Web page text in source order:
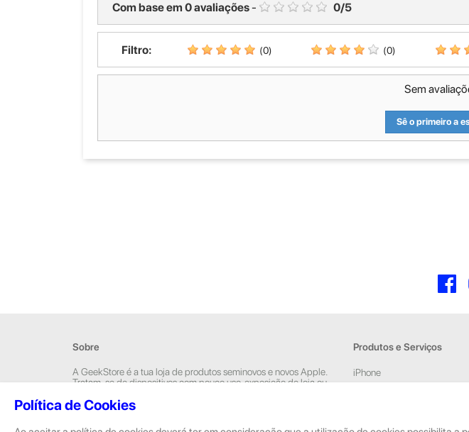
Política de Cookies
Com base em 0avaliações- 0/5
Filtro: (0) (0)
Sem
Sê o primeiro a
Sobre
A GeekStore é a tua loja de produtos seminovos e novos Apple.
Tratam-se de dispositivos com pouco uso, exposição de loja ou
Os seminovos são sempre sujeitos a uma inspeção rigorosa pelas
Produtos e Serviços
iPhone